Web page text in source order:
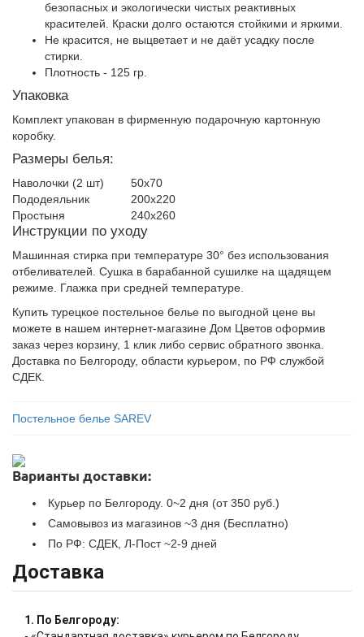
безопасных и экологически чистых реактивных
красителей. Краски долго остаются стойкими и яркими.
Не красится, не выцветает и не даёт усадку после
стирки.
Плотность - 125 гр.
Упаковка
Комплект упакован в фирменную подарочную картонную
коробку.
Размеры белья:
Наволочки (2 шт)
50х70
Пододеяльник
200х220
Простыня
240х260
Инструкции по уходу
Машинная стирка при температуре 30° без использования
отбеливателей. Сушка в барабанной сушилке на щадящем
режиме. Глажка при средней температуре.
Купить турецкое постельное белье по выгодной цене вы
можете в нашем интернет-магазине Дом Цветов оформив
заказ через корзину, 1 клик либо сервис обратного звонка.
Доставка по Белгороду, области курьером, по РФ службой
СДЕК.
Постельное белье SAREV
Варианты доставки:
Курьер по Белгороду. 0~2 дня (от 350 руб.)
Самовывоз из магазинов ~3 дня (Бесплатно)
По РФ: СДЕК, Л-Пост ~2-9 дней
Доставка
1. По Белгороду: